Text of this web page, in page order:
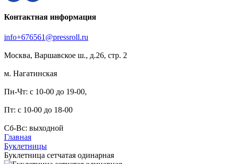
Контактная информация
info+676561@pressroll.ru
Москва, Варшавское ш., д.26, стр. 2
м. Нагатинская
Пн-Чт: с 10-00 до 19-00,
Пт: с 10-00 до 18-00
Сб-Вс: выходной
Главная
Буклетницы
Буклетница сетчатая одинарная